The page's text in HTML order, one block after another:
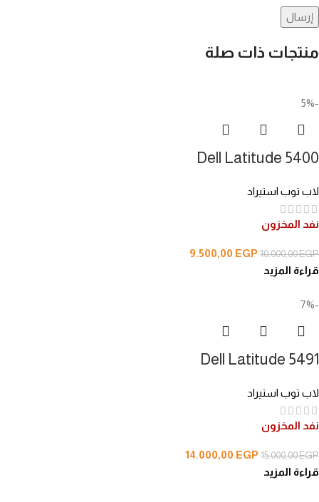
منتجات ذات صلة
-5%
Dell Latitude 5400
لاب توب استيراد
نفد المخزون
10.000,00EGP
9.500,00 EGP
قراءة المزيد
-7%
Dell Latitude 5491
لاب توب استيراد
نفد المخزون
15.000,00EGP
14.000,00 EGP
قراءة المزيد